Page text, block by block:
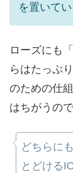
を置いてい
ローズにも
らはたっぷ
のための仕
はちがうので
どちらに
とどける